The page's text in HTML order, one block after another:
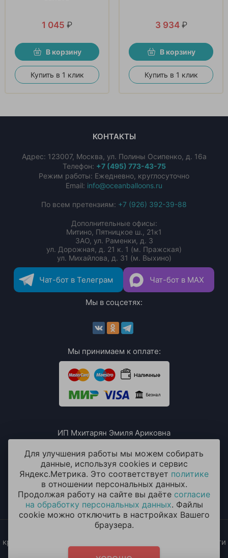
1 045 ₽
В корзину
Купить в 1 клик
3 934 ₽
В корзину
Купить в 1 клик
КОНТАКТЫ
Адрес: 123007, Москва, ул. Полины Осипенко, д. 16а
Телефон: +7 (495) 773-43-75
Режим работы: Ежедневно, круглосуточно
Email: info@oceanballoons.ru
По всем претензиям: +7 (926) 392-39-88
Дополнительные офисы:
Митино, Пятницкое ш., 21к1
ЗАО, ул. Раменки, д. 3
ул. Дорожная, д. 21 к. 1 (м. Пражская)
ул. Михайлова, д. 31 (м. Выхино)
Чат-бот в Телеграм Чат-бот в MAX
Мы в соцсетях:
Мы принимаем к оплате:
ИП Мхитарян Эмиля Ариковна
ИНН: 771385063807
ОГРН / ОГРНИП: 319508100076230
2014 - 2026 © «ОКЕАН ШАРОВ» Воздушные шары с
круглосуточной доставкой в Москве и Московской области
Политика конфиденциальности
согласие на обработку
Для улучшения работы мы можем собирать
данные, используя cookies и сервис
Яндекс.Метрика. Это соответствует политике
в отношении персональных данных.
Продолжая работу на сайте вы даёте согласие
на обработку персональных данных. Файлы
cookie можно отключить в настройках Вашего
браузера.